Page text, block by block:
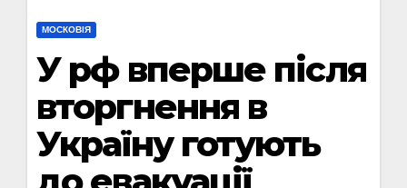
МОСКОВІЯ
У рф вперше після
вторгнення в
Україну готують